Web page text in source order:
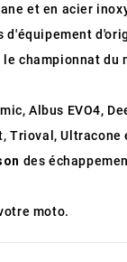
et en acier
d'équipement
championnat du
Albus EVO4,
Trioval,
des
moto.